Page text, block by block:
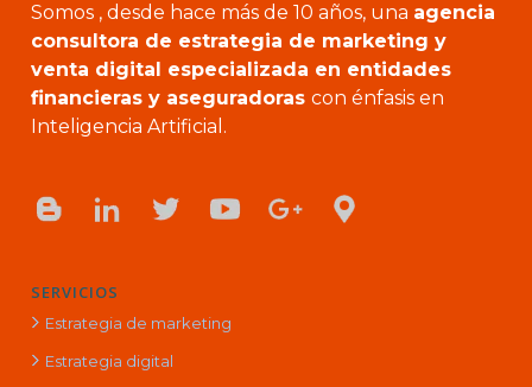
Somos , desde hace más de 10 años, una agencia
consultora de estrategia de marketing y
venta digital especializada en entidades
financieras y aseguradoras con énfasis en
Inteligencia Artificial.
SERVICIOS
Estrategia de marketing
Estrategia digital